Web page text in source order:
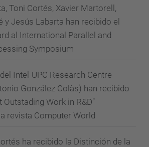
Toni Cortés, Xavier Martorell,
y Jesús Labarta han recibido el
al International Parallel and
Symposium
Intel-UPC Research Centre
González Colàs) han recibido
Work in R&D”
revista Computer World
ha recibido la Distinción de la